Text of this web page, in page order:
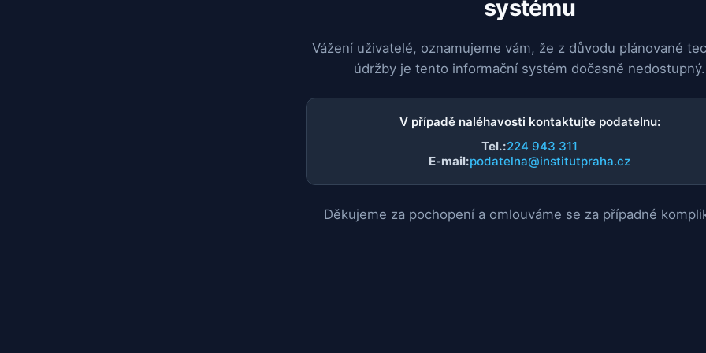
systému
Vážení uživatelé, oznamujeme vám, že z důvodu plánované
údržby je tento informační systém dočasně nedostupný.
V případě naléhavosti kontaktujte podatelnu:
Tel.:224 943 311
E-mail:podatelna@institutpraha.cz
Děkujeme za pochopení a omlouváme se za případné